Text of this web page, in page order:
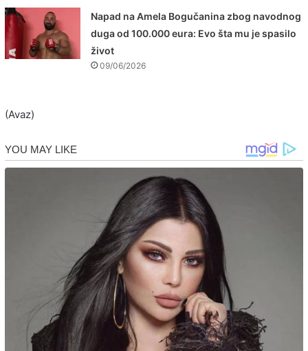
Napad na Amela Bogučanina zbog navodnog
duga od 100.000 eura: Evo šta mu je spasilo
život
09/06/2026
(Avaz)